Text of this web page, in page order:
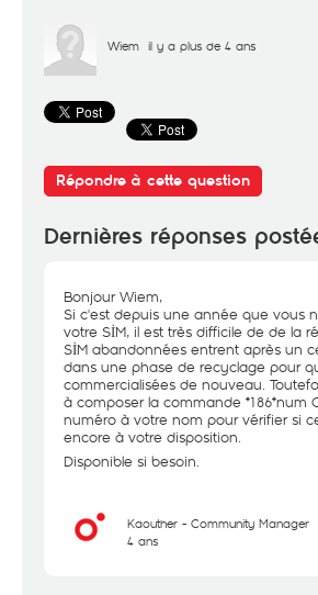
Wiem il y a plus de 4 ans
Répondre à cette question
Dernières réponses
Bonjour Wiem,
Si c'est depuis une année que vous
votre SİM, il est très difficile de de la
SİM abandonnées entrent après un
dans une phase de recyclage pour
commercialisées de nouveau.
à composer la commande *186*num
numéro à votre nom pour vérifier si
encore à votre disposition.
Disponible si besoin.
Kaouther - Community Manager
4 ans